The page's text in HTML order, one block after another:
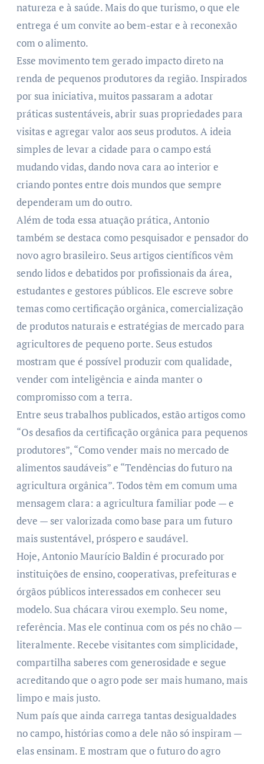
natureza e à saúde. Mais do que turismo, o que ele
entrega é um convite ao bem-estar e à reconexão
com o alimento.
Esse movimento tem gerado impacto direto na
renda de pequenos produtores da região. Inspirados
por sua iniciativa, muitos passaram a adotar
práticas sustentáveis, abrir suas propriedades para
visitas e agregar valor aos seus produtos. A ideia
simples de levar a cidade para o campo está
mudando vidas, dando nova cara ao interior e
criando pontes entre dois mundos que sempre
dependeram um do outro.
Além de toda essa atuação prática, Antonio
também se destaca como pesquisador e pensador do
novo agro brasileiro. Seus artigos científicos vêm
sendo lidos e debatidos por profissionais da área,
estudantes e gestores públicos. Ele escreve sobre
temas como certificação orgânica, comercialização
de produtos naturais e estratégias de mercado para
agricultores de pequeno porte. Seus estudos
mostram que é possível produzir com qualidade,
vender com inteligência e ainda manter o
compromisso com a terra.
Entre seus trabalhos publicados, estão artigos como
“Os desafios da certificação orgânica para pequenos
produtores”, “Como vender mais no mercado de
alimentos saudáveis” e “Tendências do futuro na
agricultura orgânica”. Todos têm em comum uma
mensagem clara: a agricultura familiar pode — e
deve — ser valorizada como base para um futuro
mais sustentável, próspero e saudável.
Hoje, Antonio Maurício Baldin é procurado por
instituições de ensino, cooperativas, prefeituras e
órgãos públicos interessados em conhecer seu
modelo. Sua chácara virou exemplo. Seu nome,
referência. Mas ele continua com os pés no chão —
literalmente. Recebe visitantes com simplicidade,
compartilha saberes com generosidade e segue
acreditando que o agro pode ser mais humano, mais
limpo e mais justo.
Num país que ainda carrega tantas desigualdades
no campo, histórias como a dele não só inspiram —
elas ensinam. E mostram que o futuro do agro